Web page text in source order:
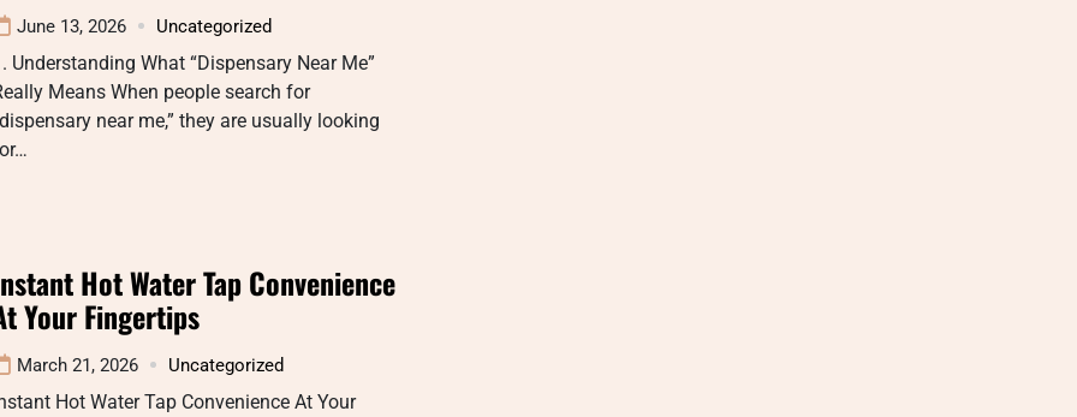
June 13, 2026 Uncategorized
Understanding What “Dispensary Near Me”
Means When people search for
near me,” they are usually looking
Hot Water Tap Convenience
Your Fingertips
March 21, 2026 Uncategorized
Hot Water Tap Convenience At Your